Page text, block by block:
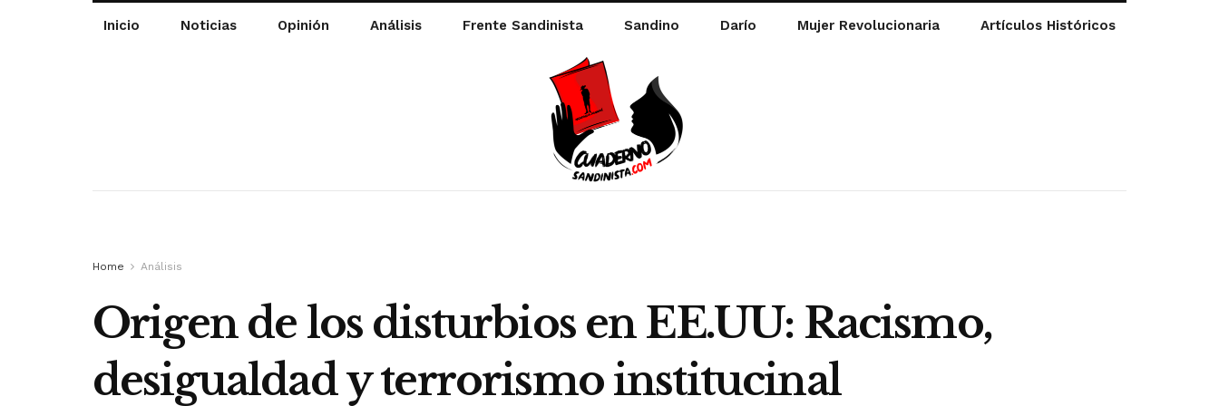
Inicio Noticias Opinión Análisis Frente Sandinista Sandino Darío Mujer Revolucionaria Artículos Históricos
Home Análisis
Origen de los disturbios en EE.UU: Racismo,
desigualdad y terrorismo institucinal